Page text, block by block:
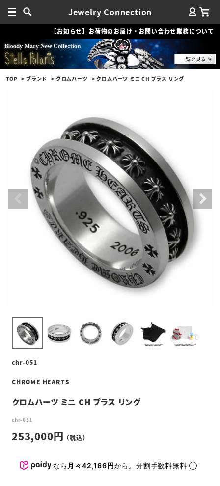
Jewelry Connection
【お知らせ】お荷物のお届け・お問い合わせ業務について
TOP ブランド クロムハーツ クロムハーツ ミニ CH プラス リング
chr-051
CHROME HEARTS
クロムハーツ ミニ CH プラス リング
chr-051
253,000
なら 月々42,166円から。分割手数料無料